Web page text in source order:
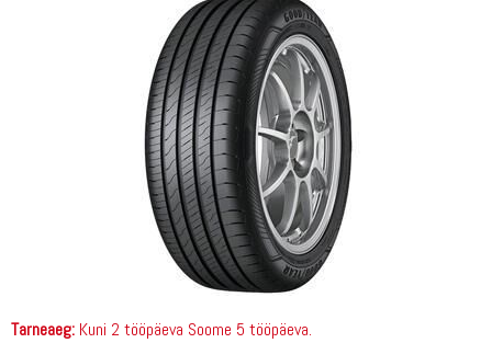
Tarneaeg: Kuni 2 tööpäeva Soome 5 tööpäeva.